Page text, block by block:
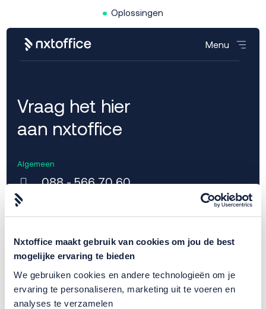
Nxtoffice maakt gebruik van cookies om jou de best
mogelijke ervaring te bieden
We gebruiken cookies en andere technologieën om je
ervaring te personaliseren, marketing uit te voeren en
analyses te verzamelen
Oplossingen
Menu
Vraag het hier
aan nxtoffice
Algemeen
088 - 566 70 60
088 - 566 70 20
support@nxtoffice.nl